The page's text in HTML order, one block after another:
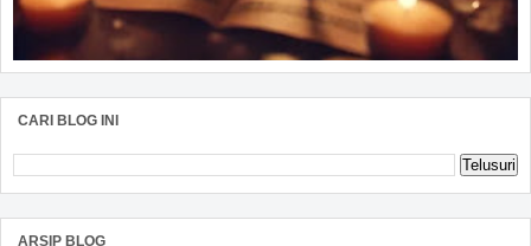
CARI BLOG INI
ARSIP BLOG